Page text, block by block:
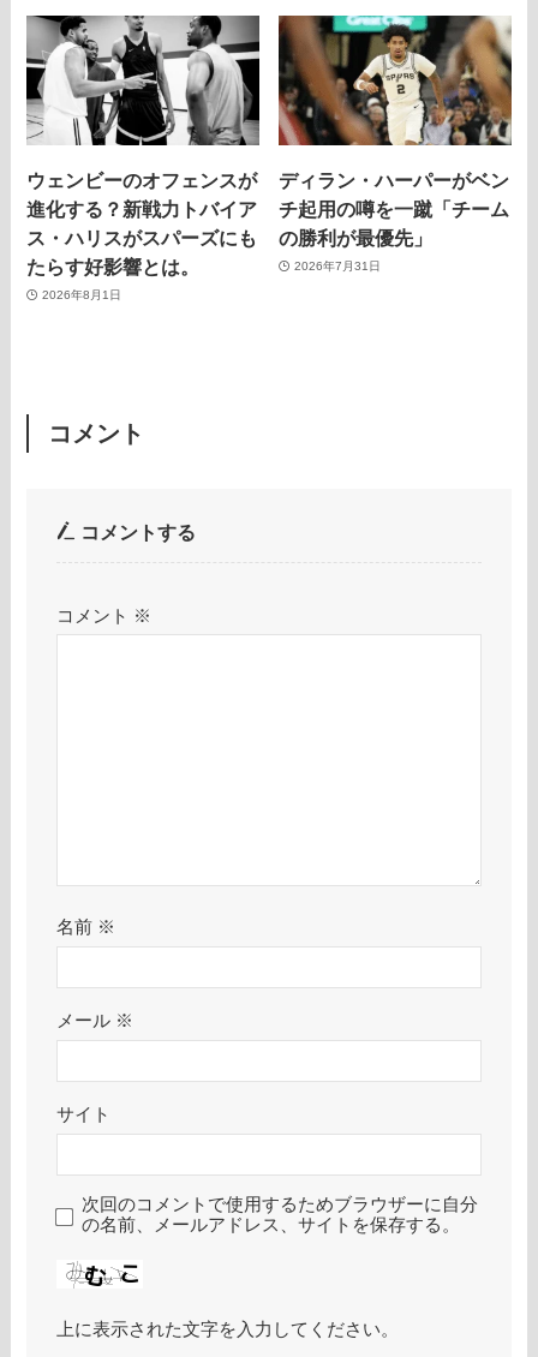
ウェンビーのオフェンスが
進化する？新戦力トバイア
ス・ハリスがスパーズにも
たらす好影響とは。
2026年8月1日
ディラン・ハーパーがベン
チ起用の噂を一蹴「チーム
の勝利が最優先」
2026年7月31日
コメント
コメントする
コメント ※
名前 ※
メール ※
サイト
次回のコメントで使用するためブラウザーに自分
の名前、メールアドレス、サイトを保存する。
上に表示された文字を入力してください。